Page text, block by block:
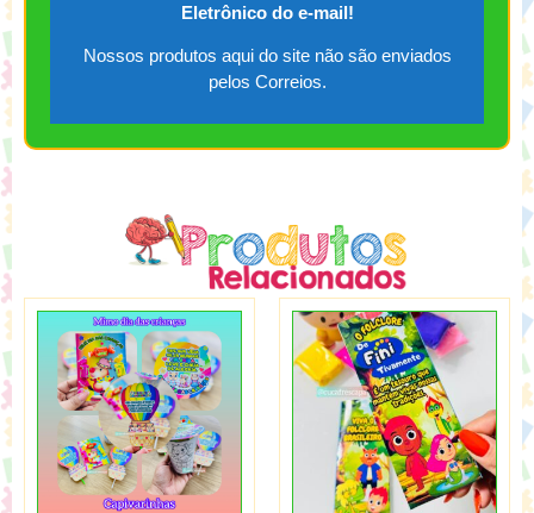
Eletrônico do e-mail!
Nossos produtos aqui do site não são enviados
pelos Correios.